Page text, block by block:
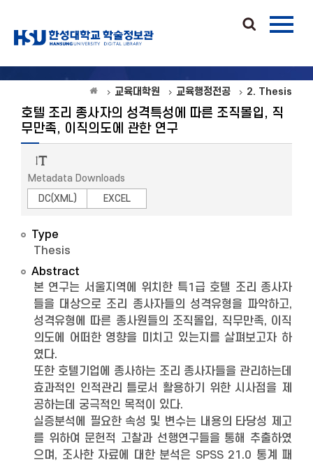
교육대학원 교육행정전공 2. Thesis
호텔 조리 종사자의 성격특성에 따른 조직몰입, 직
무만족, 이직의도에 관한 연구
Metadata Downloads
DC(XML)
EXCEL
Type
Thesis
Abstract
본 연구는 서울지역에 위치한 특1급 호텔 조리 종사자
들을 대상으로 조리 종사자들의 성격유형을 파악하고,
성격유형에 따른 종사원들의 조직몰입, 직무만족, 이직
의도에 어떠한 영향을 미치고 있는지를 살펴보고자 하
였다.
또한 호텔기업에 종사하는 조리 종사자들을 관리하는데
효과적인 인적관리 틀로서 활용하기 위한 시사점을 제
공하는데 궁극적인 목적이 있다.
실증분석에 필요한 속성 및 변수는 내용의 타당성 제고
를 위하여 문헌적 고찰과 선행연구들을 통해 추출하였
으며, 조사한 자료에 대한 분석은 SPSS 21.0 통계 패